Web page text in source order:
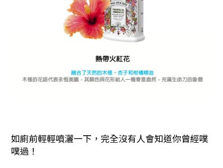
如廁前輕輕噴灑一下，完全沒有人會知道你曾經噗
噗過！